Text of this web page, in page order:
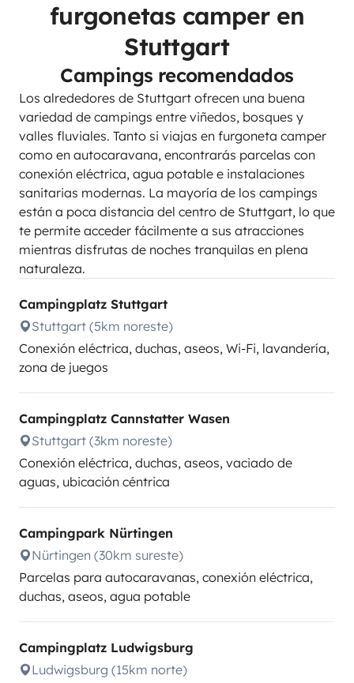
furgonetas camper en
Stuttgart
Campings recomendados
Los alrededores de Stuttgart ofrecen una buena
variedad de campings entre viñedos, bosques y
valles fluviales. Tanto si viajas en furgoneta camper
como en autocaravana, encontrarás parcelas con
conexión eléctrica, agua potable e instalaciones
sanitarias modernas. La mayoría de los campings
están a poca distancia del centro de Stuttgart, lo que
te permite acceder fácilmente a sus atracciones
mientras disfrutas de noches tranquilas en plena
naturaleza.
Campingplatz Stuttgart
Stuttgart (5km noreste)
Conexión eléctrica, duchas, aseos, Wi-Fi, lavandería,
zona de juegos
Campingplatz Cannstatter Wasen
Stuttgart (3km noreste)
Conexión eléctrica, duchas, aseos, vaciado de
aguas, ubicación céntrica
Campingpark Nürtingen
Nürtingen (30km sureste)
Parcelas para autocaravanas, conexión eléctrica,
duchas, aseos, agua potable
Campingplatz Ludwigsburg
Ludwigsburg (15km norte)